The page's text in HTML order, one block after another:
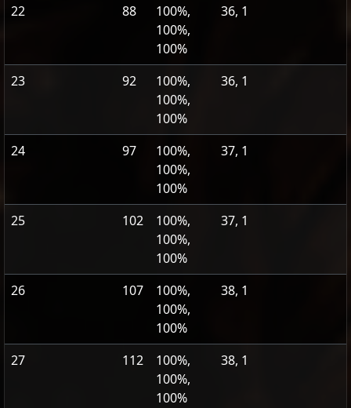
22 88
100%,
100%,
100%
36, 1
23 92
100%,
100%,
100%
36, 1
24 97
100%,
100%,
100%
37, 1
25 102
100%,
100%,
100%
37, 1
26 107
100%,
100%,
100%
38, 1
27 112
100%,
100%,
100%
38, 1